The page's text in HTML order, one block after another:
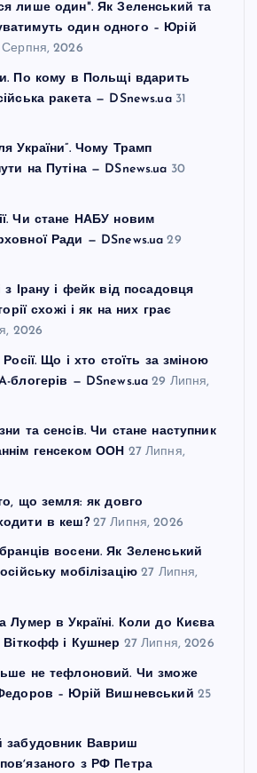
лише один". Як Зеленський та
один одного – Юрій
Серпня, 2026
По кому в Польщі вдарить
ракета — DSnews.ua 31
України”. Чому Трамп
на Путіна — DSnews.ua 30
Чи стане НАБУ новим
Ради — DSnews.ua 29
з Ірану і фейк від посадовця
схожі і як на них грає
2026
Росії. Що і хто стоїть за зміною
блогерів — DSnews.ua 29 Липня,
та сенсів. Чи стане наступник
генсеком ООН 27 Липня,
що земля: як довго
в кеш? 27 Липня, 2026
восени. Як Зеленський
мобілізацію 27 Липня,
Лумер в Україні. Коли до Києва
Віткофф і Кушнер 27 Липня, 2026
не тефлоновий. Чи зможе
– Юрій Вишневський 25
забудовник Вавриш
з РФ Петра